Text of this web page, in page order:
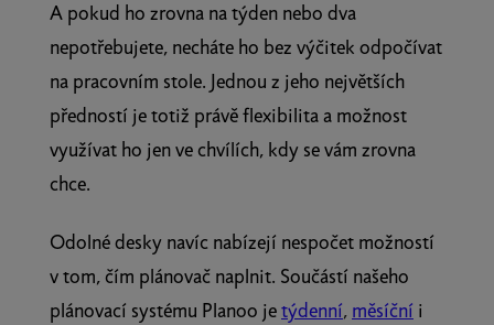
A pokud ho zrovna na týden nebo dva
nepotřebujete, necháte ho bez výčitek odpočívat
na pracovním stole. Jednou z jeho největších
předností je totiž právě flexibilita a možnost
využívat ho jen ve chvílích, kdy se vám zrovna
chce.
Odolné desky navíc nabízejí nespočet možností
v tom, čím plánovač naplnit. Součástí našeho
plánovací systému Planoo jetýdenní, měsíční i